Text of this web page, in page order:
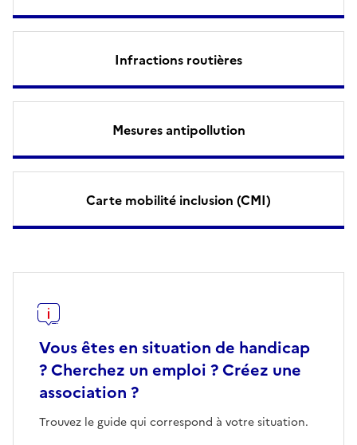
Infractions routières
Mesures antipollution
Carte mobilité inclusion (CMI)
Vous êtes en situation de handicap
? Cherchez un emploi ? Créez une
association ?
Trouvez le guide qui correspond à votre situation.